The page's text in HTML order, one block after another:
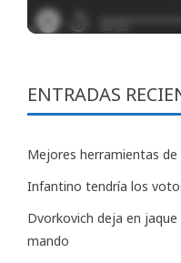
ENTRADAS
Mejores herramientas
Infantino tendría los
Dvorkovich deja en
mando